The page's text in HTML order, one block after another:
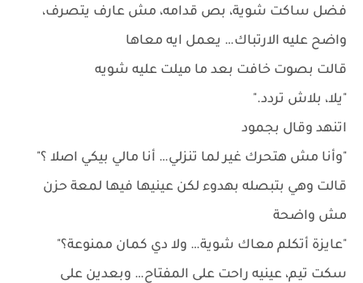
فضل ساكت شوية، بص قدامه، مش عارف يتصرف،
واضح عليه الارتباك… يعمل ايه معاها
قالت بصوت خافت بعد ما ميلت عليه شويه
"يلا، بلاش تردد."
اتنهد وقال بجمود
"وأنا مش هتحرك غير لما تنزلي… أنا مالي بيكي اصلا ؟"
قالت وهي بتبصله بهدوء لكن عينيها فيها لمعة حزن
مش واضحة
"عايزة أتكلم معاك شوية… ولا دي كمان ممنوعة؟"
سكت تيم، عينيه راحت على المفتاح… وبعدين على